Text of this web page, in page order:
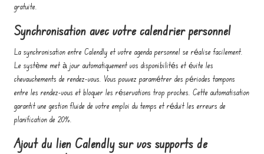
gratuite.
Synchronisation avec votre calendrier personnel
La synchronisation entre Calendly et votre agenda personnel se réalise facilement.
Le système met à jour automatiquement vos disponibilités et évite les
chevauchements de rendez-vous. Vous pouvez paramétrer des périodes tampons
entre les rendez-vous et bloquer les réservations trop proches. Cette automatisation
garantit une gestion fluide de votre emploi du temps et réduit les erreurs de
planification de 20%.
Ajout du lien Calendly sur vos supports de